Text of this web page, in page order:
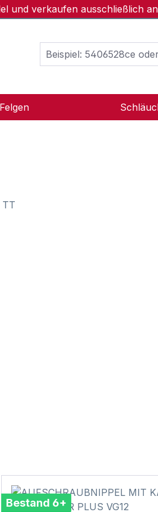
und verkaufen ausschließlich
Felgen
Bestand 6+